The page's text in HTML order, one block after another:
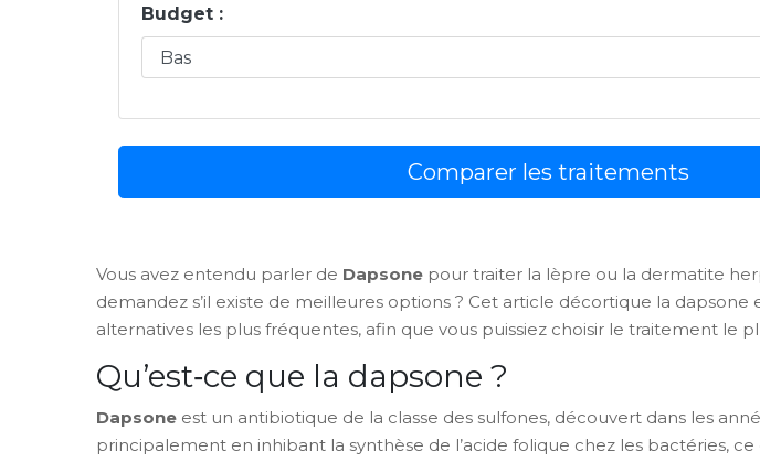
Budget :
Comparer les traitements
Vous avez entendu parler de Dapsone pour traiter la lèpre ou la dermatite
demandez s’il existe de meilleures options ? Cet article décortique la dapsone
alternatives les plus fréquentes, afin que vous puissiez choisir le traitement le
Qu’est‑ce que la dapsone ?
Dapsone est un antibiotique de la classe des sulfones, découvert dans les
principalement en inhibant la synthèse de l’acide folique chez les bactéries,